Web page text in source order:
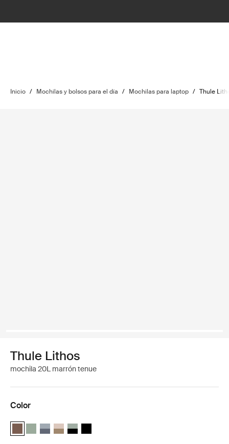
Inicio / Mochilas y bolsos para el día / Mochilas para laptop / Thule
Thule Lithos
mochila 20L marrón tenue
Color
Thule Lithos backpack 20L Marrón tenue (selected)
Thule Lithos backpack 20L Verde suave
Thule Lithos backpack 20L Estanque/pizarra oscura
Thule Lithos backpack 20L Gris pelícano/caqui claro
Thule Lithos backpack 20L Agave/Negro
Thule Lithos backpack 20L Negro